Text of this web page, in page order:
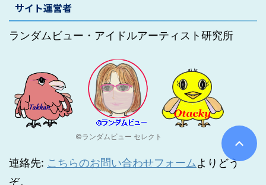
サイト運営者
ランダムビュー・アイドルアーティスト研究所
©ランダムビュー セレクト
連絡先: こちらのお問い合わせフォームよりどう
ぞ。